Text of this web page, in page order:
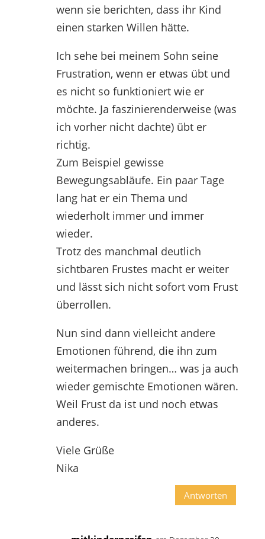
wenn sie berichten, dass ihr Kind
einen starken Willen hätte.
Ich sehe bei meinem Sohn seine
Frustration, wenn er etwas übt und
es nicht so funktioniert wie er
möchte. Ja faszinierenderweise (was
ich vorher nicht dachte) übt er
richtig.
Zum Beispiel gewisse
Bewegungsabläufe. Ein paar Tage
lang hat er ein Thema und
wiederholt immer und immer
wieder.
Trotz des manchmal deutlich
sichtbaren Frustes macht er weiter
und lässt sich nicht sofort vom Frust
überrollen.
Nun sind dann vielleicht andere
Emotionen führend, die ihn zum
weitermachen bringen… was ja auch
wieder gemischte Emotionen wären.
Weil Frust da ist und noch etwas
anderes.
Viele Grüße
Nika
Antworten